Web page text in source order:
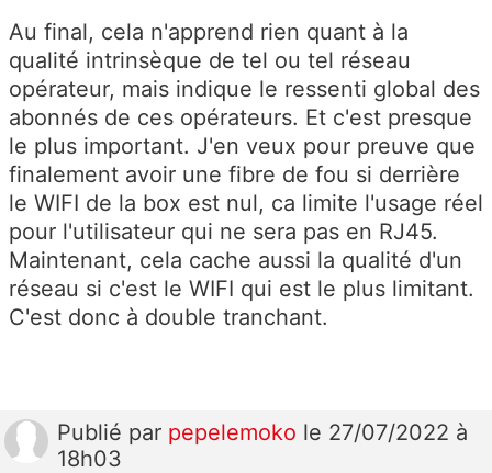
Au final, cela n'apprend rien quant à la
qualité intrinsèque de tel ou tel réseau
opérateur, mais indique le ressenti global des
abonnés de ces opérateurs. Et c'est presque
le plus important. J'en veux pour preuve que
finalement avoir une fibre de fou si derrière
le WIFI de la box est nul, ca limite l'usage réel
pour l'utilisateur qui ne sera pas en RJ45.
Maintenant, cela cache aussi la qualité d'un
réseau si c'est le WIFI qui est le plus limitant.
C'est donc à double tranchant.
Publié par pepelemoko le 27/07/2022 à
18h03